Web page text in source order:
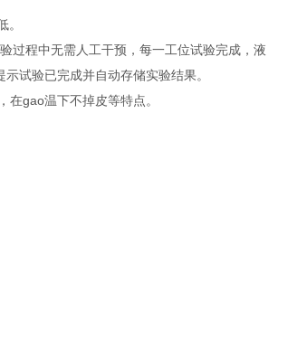
过程中无需人工干预，每一工位试验完成，液
试验已完成并自动存储实验结果。
gao温下不掉皮等特点。